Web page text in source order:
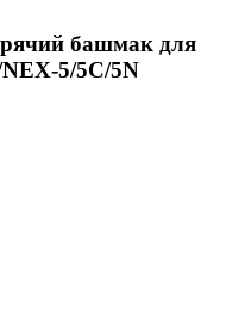
башмак для
5/5C/5N